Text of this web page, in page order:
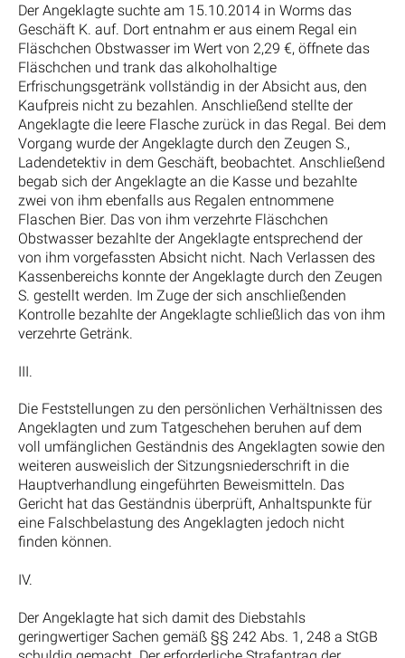
Der Angeklagte suchte am 15.10.2014 in Worms das
Geschäft K. auf. Dort entnahm er aus einem Regal ein
Fläschchen Obstwasser im Wert von 2,29 €, öffnete das
Fläschchen und trank das alkoholhaltige
Erfrischungsgetränk vollständig in der Absicht aus, den
Kaufpreis nicht zu bezahlen. Anschließend stellte der
Angeklagte die leere Flasche zurück in das Regal. Bei dem
Vorgang wurde der Angeklagte durch den Zeugen S.,
Ladendetektiv in dem Geschäft, beobachtet. Anschließend
begab sich der Angeklagte an die Kasse und bezahlte
zwei von ihm ebenfalls aus Regalen entnommene
Flaschen Bier. Das von ihm verzehrte Fläschchen
Obstwasser bezahlte der Angeklagte entsprechend der
von ihm vorgefassten Absicht nicht. Nach Verlassen des
Kassenbereichs konnte der Angeklagte durch den Zeugen
S. gestellt werden. Im Zuge der sich anschließenden
Kontrolle bezahlte der Angeklagte schließlich das von ihm
verzehrte Getränk.
III.
Die Feststellungen zu den persönlichen Verhältnissen des
Angeklagten und zum Tatgeschehen beruhen auf dem
voll umfänglichen Geständnis des Angeklagten sowie den
weiteren ausweislich der Sitzungsniederschrift in die
Hauptverhandlung eingeführten Beweismitteln. Das
Gericht hat das Geständnis überprüft, Anhaltspunkte für
eine Falschbelastung des Angeklagten jedoch nicht
finden können.
IV.
Der Angeklagte hat sich damit des Diebstahls
geringwertiger Sachen gemäß §§ 242 Abs. 1, 248 a StGB